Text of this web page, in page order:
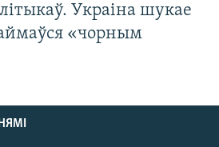
Украіна шукае
«чорным